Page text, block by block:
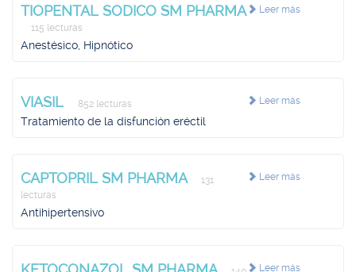
Leer más
TIOPENTAL SODICO SM PHARMA
115 lecturas
Anestésico, Hipnótico
Leer más
VIASIL 852 lecturas
Tratamiento de la disfunción eréctil
Leer más
CAPTOPRIL SM PHARMA
131
lecturas
Antihipertensivo
Leer más